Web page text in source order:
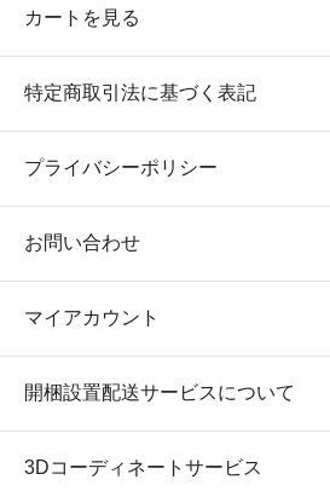
カートを見る
特定商取引法に基づく表記
プライバシーポリシー
お問い合わせ
マイアカウント
開梱設置配送サービスについて
3Dコーディネートサービス